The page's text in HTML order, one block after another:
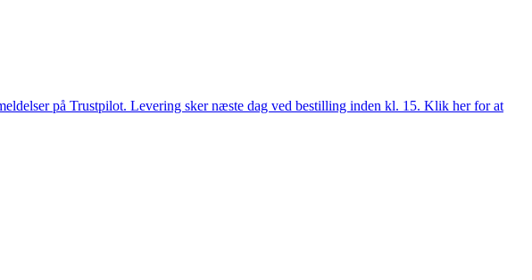
på Trustpilot. Levering sker næste dag ved bestilling inden kl. 15. Klik her for at